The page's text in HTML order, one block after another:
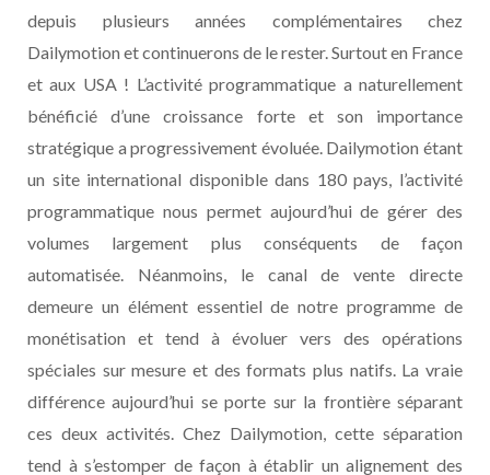
depuis plusieurs années complémentaires chez
Dailymotion et continuerons de le rester. Surtout en France
et aux USA ! L’activité programmatique a naturellement
bénéficié d’une croissance forte et son importance
stratégique a progressivement évoluée. Dailymotion étant
un site international disponible dans 180 pays, l’activité
programmatique nous permet aujourd’hui de gérer des
volumes largement plus conséquents de façon
automatisée. Néanmoins, le canal de vente directe
demeure un élément essentiel de notre programme de
monétisation et tend à évoluer vers des opérations
spéciales sur mesure et des formats plus natifs. La vraie
différence aujourd’hui se porte sur la frontière séparant
ces deux activités. Chez Dailymotion, cette séparation
tend à s’estomper de façon à établir un alignement des